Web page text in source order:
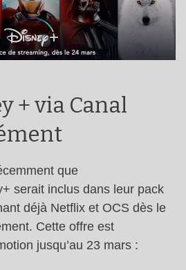
+ via Canal
que
serait inclus dans leur pack
déjà Netflix et OCS dès le
Cette offre est
jusqu’au 23 mars :